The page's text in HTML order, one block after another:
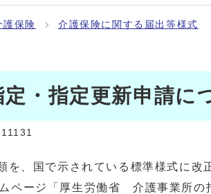
護保険 介護保険に関する届出等様式
・指定更新申請に
、国で示されている標準様式に改
ページ「厚生労働省 介護事業所の